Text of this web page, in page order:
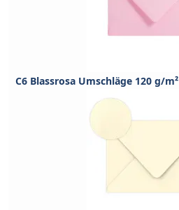
C6 Blassrosa Umschläge 120 g/m²